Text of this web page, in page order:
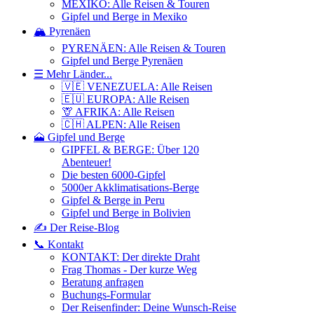
MEXIKO: Alle Reisen & Touren
Gipfel und Berge in Mexiko
🏔️ Pyrenäen
PYRENÄEN: Alle Reisen & Touren
Gipfel und Berge Pyrenäen
☰ Mehr Länder...
🇻🇪 VENEZUELA: Alle Reisen
🇪🇺 EUROPA: Alle Reisen
🦒 AFRIKA: Alle Reisen
🇨🇭 ALPEN: Alle Reisen
🗻 Gipfel und Berge
GIPFEL & BERGE: Über 120
Abenteuer!
Die besten 6000-Gipfel
5000er Akklimatisations-Berge
Gipfel & Berge in Peru
Gipfel und Berge in Bolivien
✍️ Der Reise-Blog
📞 Kontakt
KONTAKT: Der direkte Draht
Frag Thomas - Der kurze Weg
Beratung anfragen
Buchungs-Formular
Der Reisenfinder: Deine Wunsch-Reise